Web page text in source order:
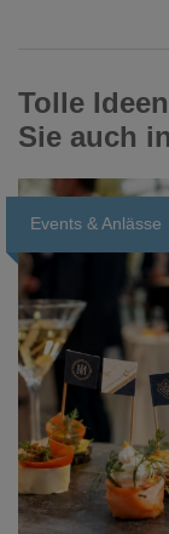
Tolle
Sie auch
Events & Anlässe